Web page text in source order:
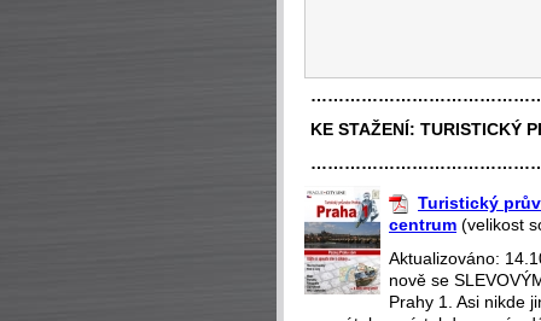
KE STAŽENÍ: TURISTICKÝ
Turistický
centrum (velikost
Aktualizováno:
nově se
Prahy 1. Asi nikde